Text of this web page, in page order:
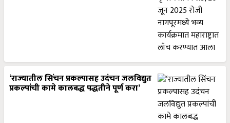
‘राज्यातील सिंचन प्रकल्पासह उदंचन जलविद्युत
प्रकल्पांची कामे कालबद्ध पद्धतीने पूर्ण करा’